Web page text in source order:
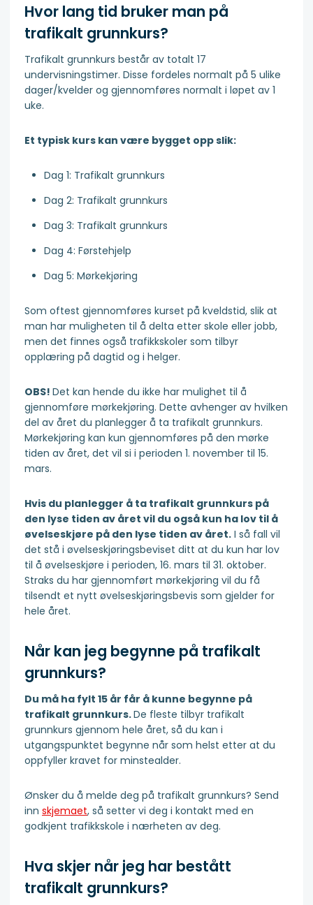
Hvor lang tid bruker man på
trafikalt grunnkurs?
Trafikalt grunnkurs består av totalt 17
undervisningstimer. Disse fordeles normalt på 5 ulike
dager/kvelder og gjennomføres normalt i løpet av 1
uke.
Et typisk kurs kan være bygget opp slik:
Dag 1: Trafikalt grunnkurs
Dag 2: Trafikalt grunnkurs
Dag 3: Trafikalt grunnkurs
Dag 4: Førstehjelp
Dag 5: Mørkekjøring
Som oftest gjennomføres kurset på kveldstid, slik at
man har muligheten til å delta etter skole eller jobb,
men det finnes også trafikkskoler som tilbyr
opplæring på dagtid og i helger.
OBS! Det kan hende du ikke har mulighet til å
gjennomføre mørkekjøring. Dette avhenger av hvilken
del av året du planlegger å ta trafikalt grunnkurs.
Mørkekjøring kan kun gjennomføres på den mørke
tiden av året, det vil si i perioden 1. november til 15.
mars.
Hvis du planlegger å ta trafikalt grunnkurs på
den lyse tiden av året vil du også kun ha lov til å
øvelseskjøre på den lyse tiden av året. I så fall vil
det stå i øvelseskjørings­beviset ditt at du kun har lov
til å øvelseskjøre i perioden, 16. mars til 31. oktober.
Straks du har gjennomført mørkekjøring vil du få
tilsendt et nytt øvelseskjørings­bevis som gjelder for
hele året.
Når kan jeg begynne på trafikalt
grunnkurs?
Du må ha fylt 15 år får å kunne begynne på
trafikalt grunnkurs.De fleste tilbyr trafikalt
grunnkurs gjennom hele året, så du kan i
utgangspunktet begynne når som helst etter at du
oppfyller kravet for minstealder.
Ønsker du å melde deg på trafikalt grunnkurs? Send
inn skjemaet, så setter vi deg i kontakt med en
godkjent trafikkskole i nærheten av deg.
Hva skjer når jeg har bestått
trafikalt grunnkurs?